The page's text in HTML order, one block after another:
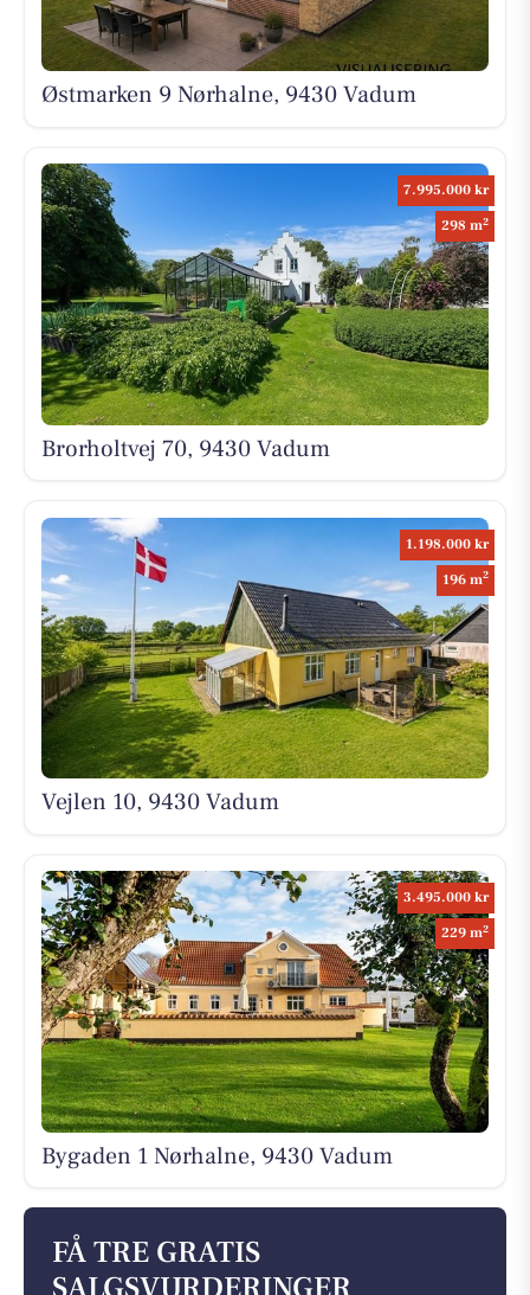
Østmarken 9 Nørhalne, 9430 Vadum
7.995.000 kr
298 m2
Brorholtvej 70, 9430 Vadum
1.198.000 kr
196 m2
Vejlen 10, 9430 Vadum
3.495.000 kr
229 m2
Bygaden 1 Nørhalne, 9430 Vadum
FÅ TRE GRATIS